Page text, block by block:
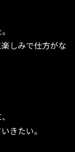
しみで仕方がな
きたい。